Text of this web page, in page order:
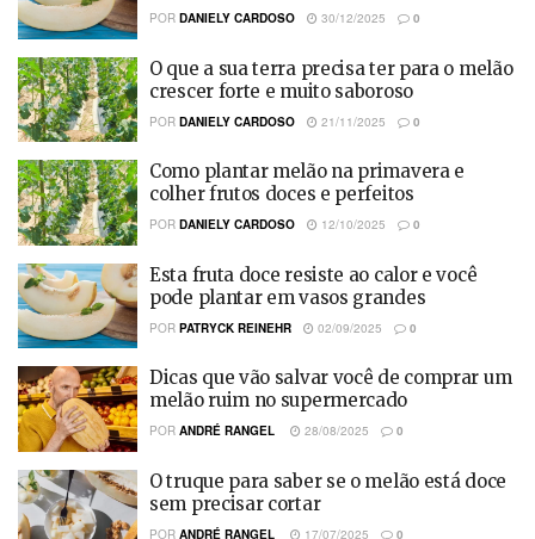
POR DANIELY CARDOSO 30/12/2025 0
O que a sua terra precisa ter para o melão
crescer forte e muito saboroso
POR DANIELY CARDOSO 21/11/2025 0
Como plantar melão na primavera e
colher frutos doces e perfeitos
POR DANIELY CARDOSO 12/10/2025 0
Esta fruta doce resiste ao calor e você
pode plantar em vasos grandes
POR PATRYCK REINEHR 02/09/2025 0
Dicas que vão salvar você de comprar um
melão ruim no supermercado
POR ANDRÉ RANGEL 28/08/2025 0
O truque para saber se o melão está doce
sem precisar cortar
POR ANDRÉ RANGEL 17/07/2025 0